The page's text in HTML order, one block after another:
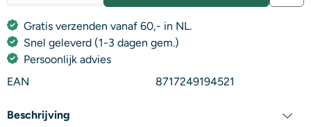
Gratis verzenden vanaf 60,- in NL.
Snel geleverd (1-3 dagen gem.)
Persoonlijk advies
EAN
8717249194521
Beschrijving